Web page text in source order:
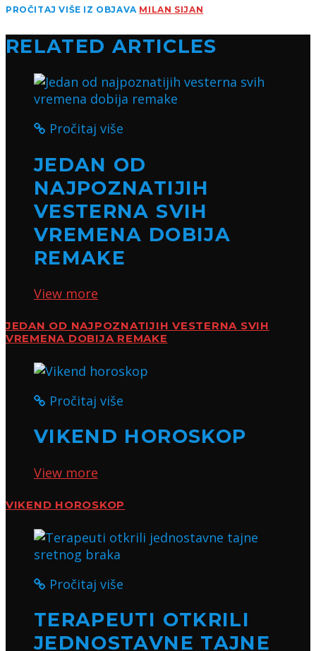
PROČITAJ VIŠE IZ OBJAVA MILAN SIJAN
RELATED ARTICLES
Pročitaj više
JEDAN OD
NAJPOZNATIJIH
VESTERNA SVIH
VREMENA DOBIJA
REMAKE
View more
JEDAN OD NAJPOZNATIJIH VESTERNA SVIH
VREMENA DOBIJA REMAKE
Pročitaj više
VIKEND HOROSKOP
View more
VIKEND HOROSKOP
Pročitaj više
TERAPEUTI OTKRILI
JEDNOSTAVNE TAJNE